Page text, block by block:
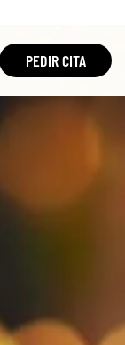
PEDIR CITA